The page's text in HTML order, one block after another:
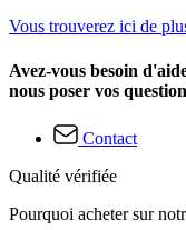
Vous trouverez ici de
Avez-vous besoin
nous poser vos
Contact
Qualité vérifiée
Pourquoi acheter sur